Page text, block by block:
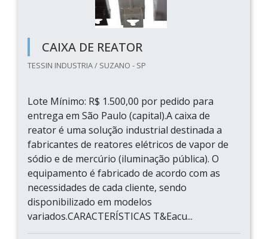
CAIXA DE REATOR
TESSIN INDUSTRIA / SUZANO - SP
Lote Mínimo: R$ 1.500,00 por pedido para
entrega em São Paulo (capital).A caixa de
reator é uma solução industrial destinada a
fabricantes de reatores elétricos de vapor de
sódio e de mercúrio (iluminação pública). O
equipamento é fabricado de acordo com as
necessidades de cada cliente, sendo
disponibilizado em modelos
variados.CARACTERÍSTICAS T&Eacu...